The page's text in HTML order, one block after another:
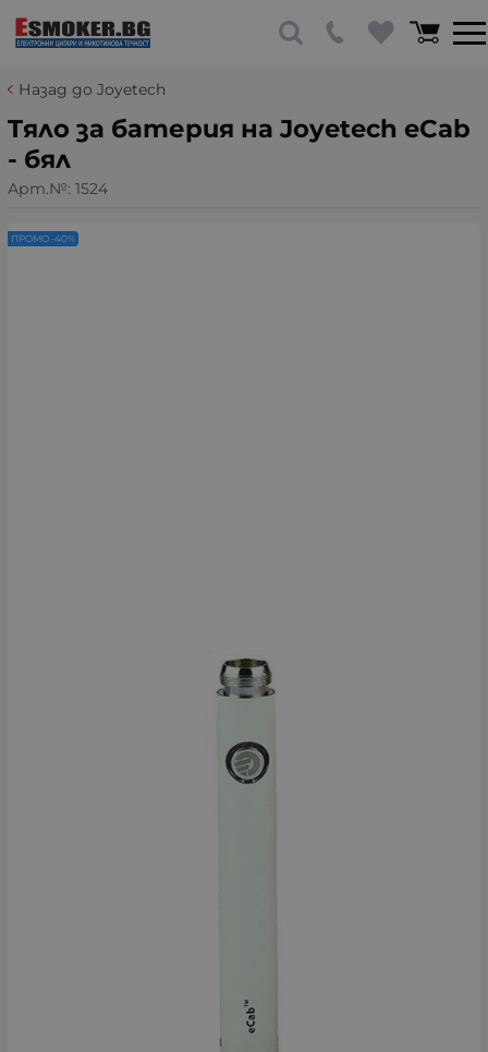
Назад до Joyetech
Tяло за батерия на Joyetech eCab
- бял
Арт.№: 1524
ПРОМО -40%